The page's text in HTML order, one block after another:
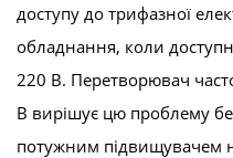
доступу до трифазної
обладнання, коли
220 В. Перетворювач
В вирішує цю проблему
потужним підвищувачем